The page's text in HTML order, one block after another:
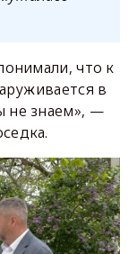
что к
в
не знаем», —